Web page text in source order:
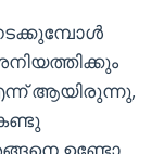
ആയിരുന്നു,